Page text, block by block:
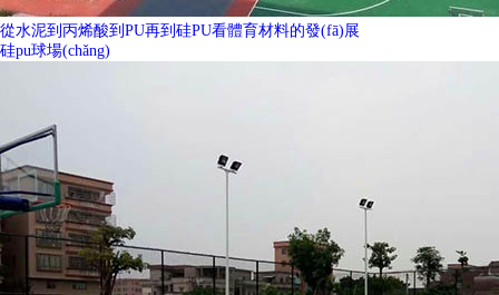
從水泥到丙烯酸到PU再到硅PU看體育材料的發(fā)展
硅pu球場(chǎng)